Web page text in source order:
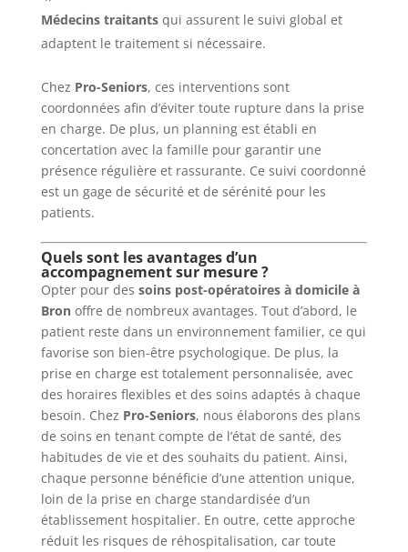
Médecins traitantsqui assurent le suivi global et
adaptent le traitement si nécessaire.
Chez Pro-Seniors, ces interventions sont
coordonnées afin d’éviter toute rupture dans la prise
en charge. De plus, un planning est établi en
concertation avec la famille pour garantir une
présence régulière et rassurante. Ce suivi coordonné
est un gage de sécurité et de sérénité pour les
patients.
Quels sont les avantages d’un
accompagnement sur mesure ?
Opter pour des soins post-opératoires à domicile à
Bronoffre de nombreux avantages. Tout d’abord, le
patient reste dans un environnement familier, ce qui
favorise son bien-être psychologique. De plus, la
prise en charge est totalement personnalisée, avec
des horaires flexibles et des soins adaptés à chaque
besoin. Chez Pro-Seniors, nous élaborons des plans
de soins en tenant compte de l’état de santé, des
habitudes de vie et des souhaits du patient. Ainsi,
chaque personne bénéficie d’une attention unique,
loin de la prise en charge standardisée d’un
établissement hospitalier. En outre, cette approche
réduit les risques de réhospitalisation, car toute